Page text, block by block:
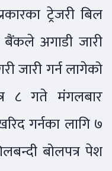
ट्रेजरी बिल
बैंकले अगाडी जारी
जारी गर्न लागेको
८ गते मंगलबार
गर्नका लागि ७
बोलपत्र पेश